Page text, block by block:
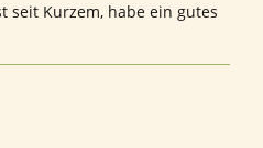
seit Kurzem, habe ein gutes